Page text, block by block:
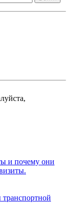
и почему они